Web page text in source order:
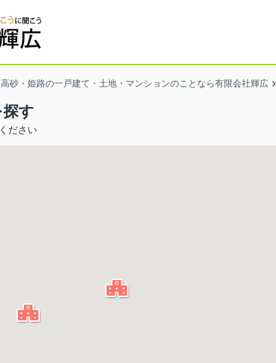
砂・姫路の一戸建て・土地・マンションのことなら有限会社輝広
探す
ださい